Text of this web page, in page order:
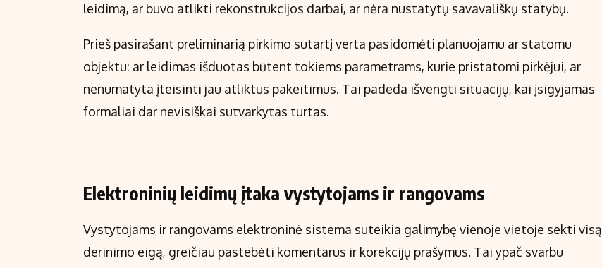
leidimą, ar buvo atlikti rekonstrukcijos darbai, ar nėra nustatytų savavališkų statybų.
Prieš pasirašant preliminarią pirkimo sutartį verta pasidomėti planuojamu ar statomu
objektu: ar leidimas išduotas būtent tokiems parametrams, kurie pristatomi pirkėjui, ar
nenumatyta įteisinti jau atliktus pakeitimus. Tai padeda išvengti situacijų, kai įsigyjamas
formaliai dar nevisiškai sutvarkytas turtas.
Elektroninių leidimų įtaka vystytojams ir rangovams
Vystytojams ir rangovams elektroninė sistema suteikia galimybę vienoje vietoje sekti visą
derinimo eigą, greičiau pastebėti komentarus ir korekcijų prašymus. Tai ypač svarbu